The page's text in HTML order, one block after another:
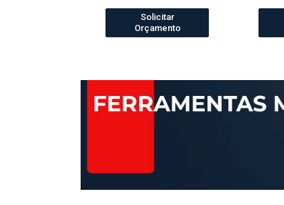
Solicitar
Orçamento